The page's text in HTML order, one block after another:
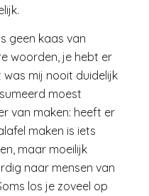
geen kaas van
woorden, je hebt er
mij nooit duidelijk
moest
van maken: heeft er
maken is iets
maar moeilijk
naar mensen van
los je zoveel op